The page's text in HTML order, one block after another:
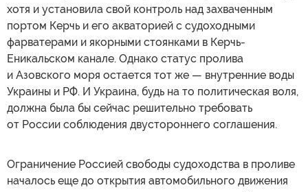
хотя и установила свой контроль над захваченным
портом Керчь и его акваторией с судоходными
фарватерами и якорными стоянками в Керчь-
Еникальском канале. Однако статус пролива
и Азовского моря остается тот же — внутренние воды
Украины и РФ. И Украина, будь на то политическая воля,
должна была бы сейчас решительно требовать
от России соблюдения двустороннего соглашения.
Ограничение Россией свободы судоходства в проливе
началось еще до открытия автомобильного движения